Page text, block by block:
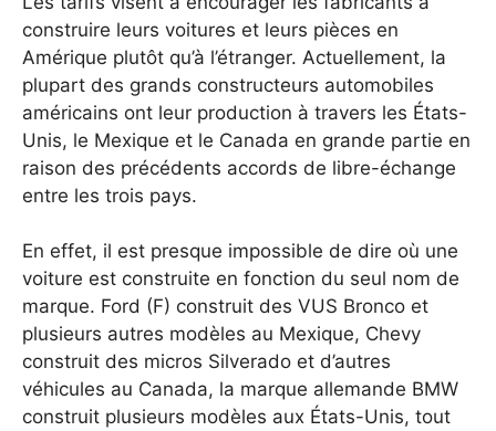
construire leurs voitures et leurs pièces en
Amérique plutôt qu’à l’étranger. Actuellement, la
plupart des grands constructeurs automobiles
américains ont leur production à travers les États-
Unis, le Mexique et le Canada en grande partie en
raison des précédents accords de libre-échange
entre les trois pays.
En effet, il est presque impossible de dire où une
voiture est construite en fonction du seul nom de
marque. Ford (F) construit des VUS Bronco et
plusieurs autres modèles au Mexique, Chevy
construit des micros Silverado et d’autres
véhicules au Canada, la marque allemande BMW
construit plusieurs modèles aux États-Unis, tout